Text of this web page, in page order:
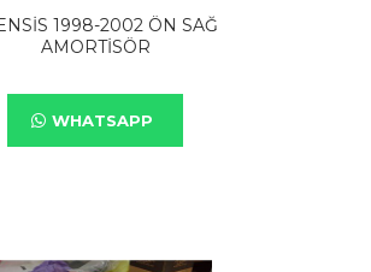
1998-2002 ÖN SAĞ
AMORTİSÖR
WHATSAPP